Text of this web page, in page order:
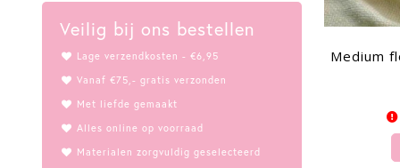
Veilig bij ons bestellen
Lage verzendkosten - €6,95
Vanaf €75,- gratis verzonden
Met liefde gemaakt
Alles online op voorraad
Materialen zorgvuldig geselecteerd